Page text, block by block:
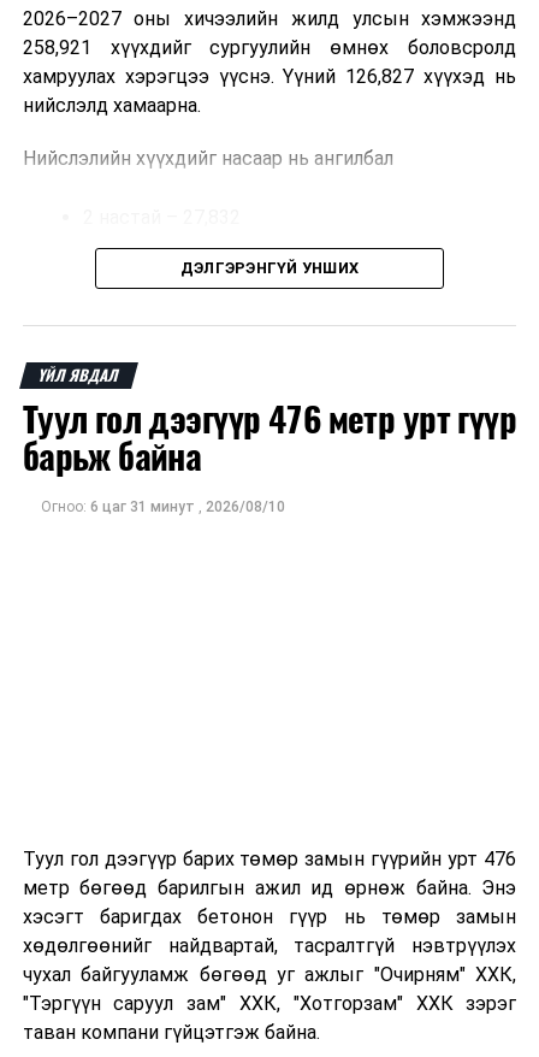
Хяналтын улсын байцаагч нарын шийдвэрийн хууль
зүйн үндэслэлийг шалгажээ
2026–2027 оны хичээлийн жилд улсын хэмжээнд
258,921 хүүхдийг сургуулийн өмнөх боловсролд
хамруулах хэрэгцээ үүснэ. Үүний 126,827 хүүхэд нь
нийслэлд хамаарна.
Нийслэлийн хүүхдийг насаар нь ангилбал
3 настай – 31,303
Иргэд хүүхдээ цэцэрлэгт хамруулах үйлчилгээг
авахдаа дараах зүйлсийг анхаарна уу.
Өөрийн болон хүүхдийнхээ хаягийн бүртгэл,
ДЭЛГЭРЭНГҮЙ УНШИХ
ҮЙЛ ЯВДАЛ
Туул гол дээгүүр 476 метр урт гүүр
барьж байна
Огноо: 6 цаг 31 минут , 2026/08/10
Туул гол дээгүүр барих төмөр замын гүүрийн урт 476
метр бөгөөд барилгын ажил ид өрнөж байна. Энэ
хэсэгт баригдах бетонон гүүр нь төмөр замын
хөдөлгөөнийг найдвартай, тасралтгүй нэвтрүүлэх
чухал байгууламж бөгөөд уг ажлыг "Очирням" ХХК,
"Тэргүүн саруул зам" ХХК, "Хотгорзам" ХХК зэрэг
таван компани гүйцэтгэж байна.